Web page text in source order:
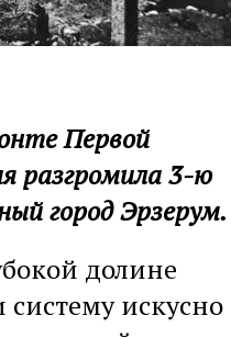
Первой
разгромила 3-ю
город Эрзерум.
долине
искусно